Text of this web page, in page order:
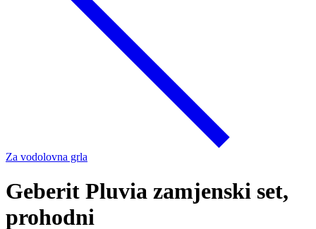
Za vodolovna grla
Geberit Pluvia zamjenski set,
prohodni